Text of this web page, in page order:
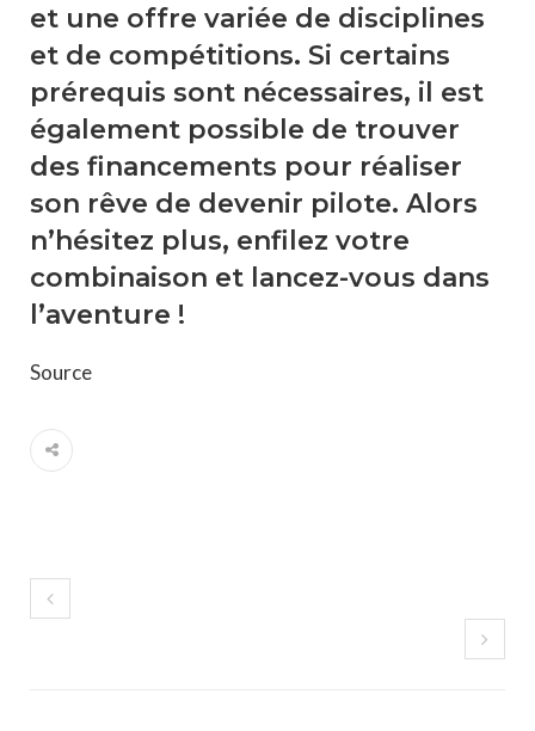
et une offre variée de disciplines
et de compétitions. Si certains
prérequis sont nécessaires, il est
également possible de trouver
des financements pour réaliser
son rêve de devenir pilote. Alors
n’hésitez plus, enfilez votre
combinaison et lancez-vous dans
l’aventure !
Source